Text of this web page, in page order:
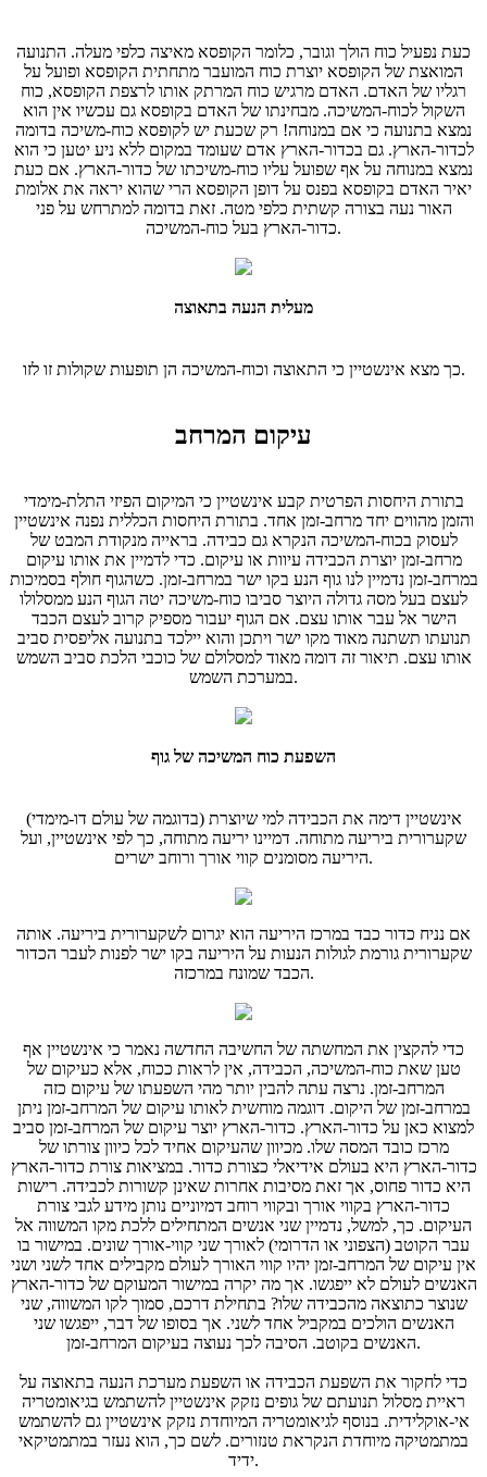
כעת נפעיל כוח הולך וגובר, כלומר הקופסא מאיצה כלפי מעלה. התנועה
המואצת של הקופסא יוצרת כוח המועבר מתחתית הקופסא ופועל על
רגליו של האדם. האדם מרגיש כוח המרתק אותו לרצפת הקופסא, כוח
השקול לכוח-המשיכה. מבחינתו של האדם בקופסא גם עכשיו אין הוא
נמצא בתנועה כי אם במנוחה! רק שכעת יש לקופסא כוח-משיכה בדומה
לכדור-הארץ. גם בכדור-הארץ אדם שעומד במקום ללא ניע יטען כי הוא
נמצא במנוחה על אף שפועל עליו כוח-משיכתו של כדור-הארץ. אם כעת
יאיר האדם בקופסא בפנס על דופן הקופסא הרי שהוא יראה את אלומת
האור נעה בצורה קשתית כלפי מטה. זאת בדומה למתרחש על פני
כדור-הארץ בעל כוח-המשיכה.
מעלית הנעה בתאוצה
כך מצא אינשטיין כי התאוצה וכוח-המשיכה הן תופעות שקולות זו לזו.
עיקום המרחב
בתורת היחסות הפרטית קבע אינשטיין כי המיקום הפיזי התלת-מימדי
והזמן מהווים יחד מרחב-זמן אחד. בתורת היחסות הכללית נפנה אינשטיין
לעסוק בכוח-המשיכה הנקרא גם כבידה. בראייה מנקודת המבט של
מרחב-זמן יוצרת הכבידה עיוות או עיקום. כדי לדמיין את אותו עיקום
במרחב-זמן נדמיין לנו גוף הנע בקו ישר במרחב-זמן. כשהגוף חולף בסמיכות
לעצם בעל מסה גדולה היוצר סביבו כוח-משיכה יטה הגוף הנע ממסלולו
הישר אל עבר אותו עצם. אם הגוף יעבור מספיק קרוב לעצם הכבד
תנועתו תשתנה מאוד מקו ישר ויתכן והוא יילכד בתנועה אליפסית סביב
אותו עצם. תיאור זה דומה מאוד למסלולם של כוכבי הלכת סביב השמש
במערכת השמש.
השפעת כוח המשיכה של גוף
אינשטיין דימה את הכבידה למי שיוצרת (בדוגמה של עולם דו-מימדי)
שקערורית ביריעה מתוחה. דמיינו יריעה מתוחה, כך לפי אינשטיין, ועל
היריעה מסומנים קווי אורך ורוחב ישרים.
אם נניח כדור כבד במרכז היריעה הוא יגרום לשקערורית ביריעה. אותה
שקערורית גורמת לגולות הנעות על היריעה בקו ישר לפנות לעבר הכדור
הכבד שמונח במרכזה.
כדי להקצין את המחשתה של החשיבה החדשה נאמר כי אינשטיין אף
טען שאת כוח-המשיכה, הכבידה, אין לראות ככוח, אלא כעיקום של
המרחב-זמן. נרצה עתה להבין יותר מהי השפעתו של עיקום כזה
במרחב-זמן של היקום. דוגמה מוחשית לאותו עיקום של המרחב-זמן ניתן
למצוא כאן על כדור-הארץ. כדור-הארץ יוצר עיקום של המרחב-זמן סביב
מרכז כובד המסה שלו. מכיוון שהעיקום אחיד לכל כיוון צורתו של
כדור-הארץ היא בעולם אידיאלי כצורת כדור. במציאות צורת כדור-הארץ
היא כדור פחוס, אך זאת מסיבות אחרות שאינן קשורות לכבידה. רישות
כדור-הארץ בקווי אורך ובקווי רוחב דמיוניים נותן מידע לגבי צורת
העיקום. כך, למשל, נדמיין שני אנשים המתחילים ללכת מקו המשווה אל
עבר הקוטב (הצפוני או הדרומי) לאורך שני קווי-אורך שונים. במישור בו
אין עיקום של המרחב-זמן יהיו קווי האורך לעולם מקבילים אחד לשני ושני
האנשים לעולם לא ייפגשו. אך מה יקרה במישור המעוקם של כדור-הארץ
שנוצר כתוצאה מהכבידה שלו? בתחילת דרכם, סמוך לקו המשווה, שני
האנשים הולכים במקביל אחד לשני. אך בסופו של דבר, ייפגשו שני
האנשים בקוטב. הסיבה לכך נעוצה בעיקום המרחב-זמן.
כדי לחקור את השפעת הכבידה או השפעת מערכת הנעה בתאוצה על
ראיית מסלול תנועתם של גופים נזקק אינשטיין להשתמש בגיאומטריה
אי-אוקלידית. בנוסף לגיאומטריה המיוחדת נזקק אינשטיין גם להשתמש
במתמטיקה מיוחדת הנקראת טנזורים. לשם כך, הוא נעזר במתמטיקאי
ידיד.